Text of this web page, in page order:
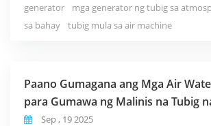
sa Atmospera (AWGs), isang teknolohiyang
generator
mga generator ng tubig sa
sa bahay
tubig mula sa air machine
Paano Gumagana ang Mga Air
para Gumawa ng Malinis na Tubig
Sep , 19 2025